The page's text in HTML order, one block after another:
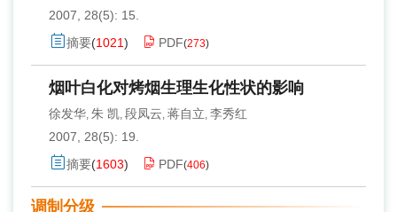
2007, 28(5): 15.
摘要(1021) PDF(273)
烟叶白化对烤烟生理生化性状的影响
徐发华, 朱 凯, 段凤云, 蒋自立, 李秀红
2007, 28(5): 19.
摘要(1603) PDF(406)
调制分级